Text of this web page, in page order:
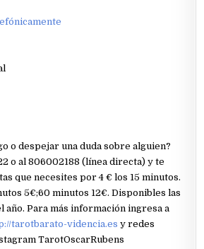
o despejar una duda sobre alguien?
o al 806002188 (línea directa) y te
que necesites por 4 € los 15 minutos.
5€;60 minutos 12€. Disponibles las
año. Para más información ingresa a
tarotbarato-videncia.es y redes
TarotOscarRubens